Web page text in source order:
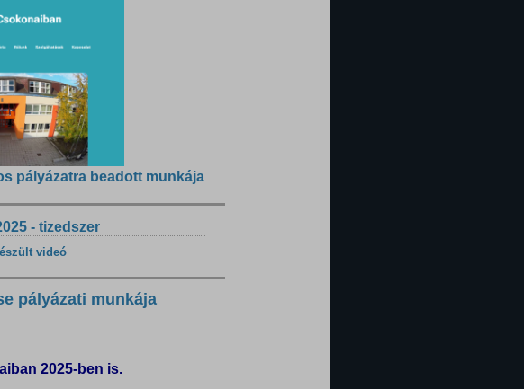
pályázatra beadott munkája
- tizedszer
videó
pályázati munkája
2025-ben is.